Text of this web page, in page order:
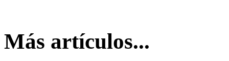
Más artículos...